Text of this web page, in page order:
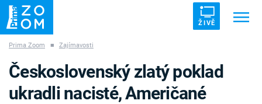
ŽIVĚ
ZÁHADY VETŘELCI DÁVNOVĚKU
Prima Zoom ■ Zajímavosti
Československý zlatý poklad
ukradli nacisté, Američané